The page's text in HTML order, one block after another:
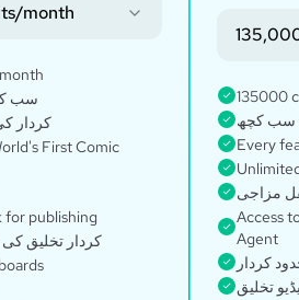
month
سب
کردار
First Comic
for publishing
کردار تخلیق
135000
Every
مزاجی
Access
Agent
کردار
تخلیق